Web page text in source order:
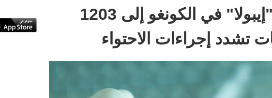
ارتفاع إصابات "إيبولا" في الكونغو إلى 1203
تشدد إجراءات الاحتواء